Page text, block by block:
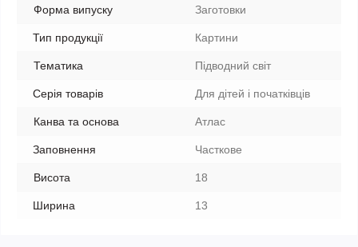
Форма випуску Заготовки
Тип продукції Картини
Тематика Підводний світ
Серія товарів Для дітей і початківців
Канва та основа Атлас
Заповнення Часткове
Висота 18
Ширина 13